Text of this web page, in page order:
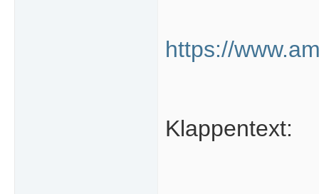
https://
Klappentext: